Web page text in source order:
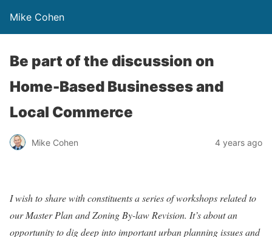
Mike Cohen
Be part of the discussion on
Home-Based Businesses and
Local Commerce
Mike Cohen 4 years ago
I wish to share with constituents a series of workshops related to
our Master Plan and Zoning By-law Revision. It’s about an
opportunity to dig deep into important urban planning issues and